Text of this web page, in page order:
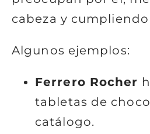
cabeza y cumpliendo
Algunos ejemplos:
Ferrero Rocher
tabletas de
catálogo.